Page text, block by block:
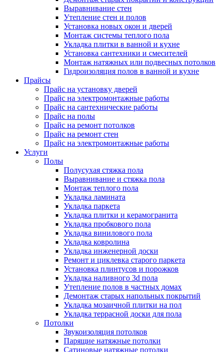
Выравнивание стен
Утепление стен и полов
Установка новых окон и дверей
Монтаж системы теплого пола
Укладка плитки в ванной и кухне
Установка сантехники и смесителей
Монтаж натяжных или подвесных потолков
Гидроизоляция полов в ванной и кухне
Прайсы
Прайс на установку дверей
Прайс на электромонтажные работы
Прайс на сантехнические работы
Прайс на полы
Прайс на ремонт потолков
Прайс на ремонт стен
Прайс на электромонтажные работы
Услуги
Полы
Полусухая стяжка пола
Выравнивание и стяжка пола
Монтаж теплого пола
Укладка ламината
Укладка паркета
Укладка плитки и керамогранита
Укладка пробкового пола
Укладка винилового пола
Укладка ковролина
Укладка инженерной доски
Ремонт и циклевка старого паркета
Установка плинтусов и порожков
Укладка наливного 3d пола
Утепление полов в частных домах
Демонтаж старых напольных покрытий
Укладка мозаичной плитки на пол
Укладка террасной доски для пола
Потолки
Звукоизоляция потолков
Парящие натяжные потолки
Сатиновые натяжные потолки